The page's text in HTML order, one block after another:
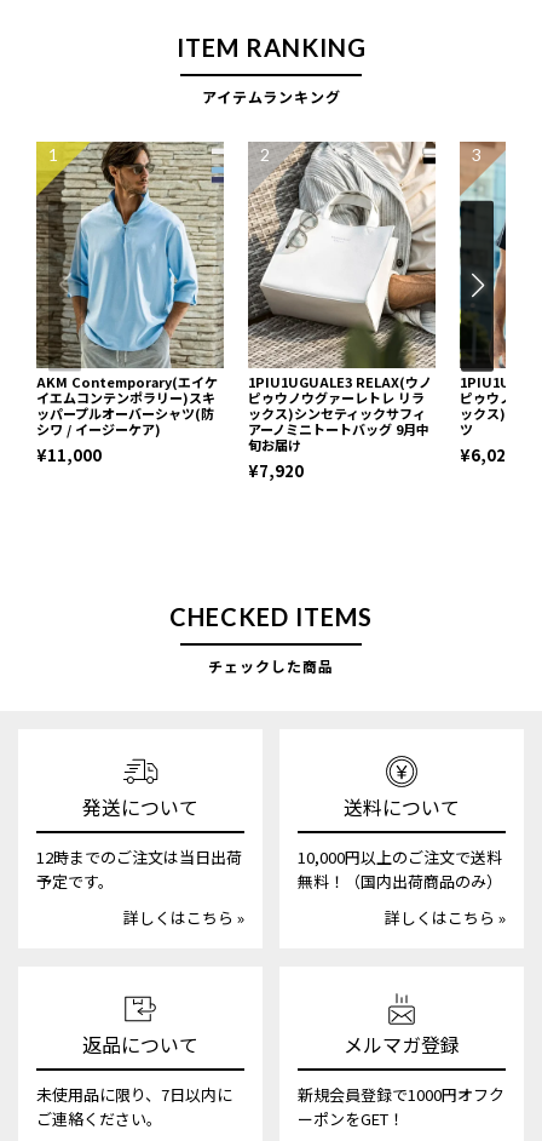
ITEM RANKING
アイテムランキング
1
AKM Contemporary(エイケ
イエムコンテンポラリー)スキ
ッパープルオーバーシャツ(防
シワ / イージーケア)
¥11,000
2
1PIU1UGUALE3 RELAX(ウノ
ピゥウノウグァーレトレ リラ
ックス)シンセティックサフィ
アーノミニトートバッグ 9月中
旬お届け
¥7,920
3
ピゥウノウ
ックス)ネッ
ツ
¥6,029
CHECKED ITEMS
チェックした商品
発送について
12時までのご注文は当日出荷
予定です。
詳しくはこちら »
送料について
10,000円以上のご注文で送料
無料！（国内出荷商品のみ）
詳しくはこちら »
返品について
未使用品に限り、7日以内に
ご連絡ください。
メルマガ登録
新規会員登録で1000円オフク
ーポンをGET！